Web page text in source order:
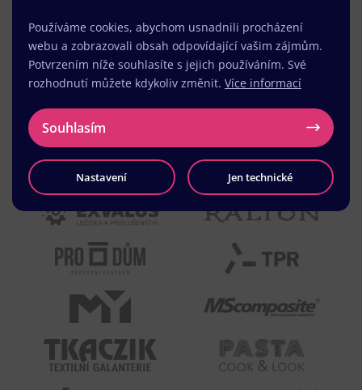
Používáme cookies, abychom usnadnili procházení
webu a zobrazovali obsah odpovídající vašim zájmům.
Potvrzením níže souhlasíte s jejich používáním. Své
rozhodnutí můžete kdykoliv změnit. Více informací
Souhlasím
Nastavení Jen technické